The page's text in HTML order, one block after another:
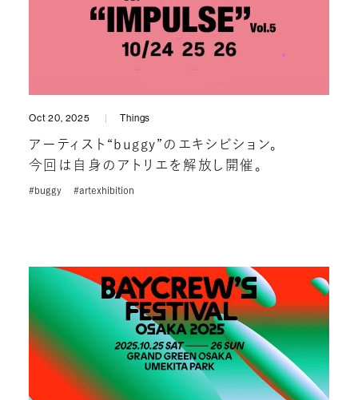
Oct 20, 2025 Things
アーティスト“buggy”のエキシビション。
今回は自身のアトリエを解放し開催。
#buggy #artexhibition